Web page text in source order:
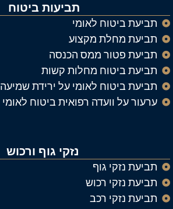
תביעות ביטוח
תביעת ביטוח לאומי
תביעת מחלת מקצוע
תביעת פטור ממס הכנסה
תביעת ביטוח מחלות קשות
תביעת ביטוח לאומי על ירידת שמיעה
ערעור על וועדה רפואית ביטוח לאומי
נזקי גוף ורכוש
תביעת נזקי גוף
תביעת נזקי רכוש
תביעת נזקי רכב